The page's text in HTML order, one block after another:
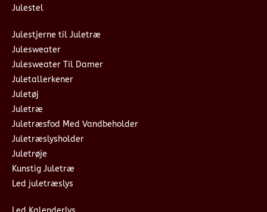
Julestel
Julestjerne til Juletræ
Julesweater
Julesweater Til Damer
Juletallerkener
Juletøj
Juletræ
Juletræsfod Med Vandbeholder
Juletræslysholder
Juletrøje
Kunstig Juletræ
Led juletræslys